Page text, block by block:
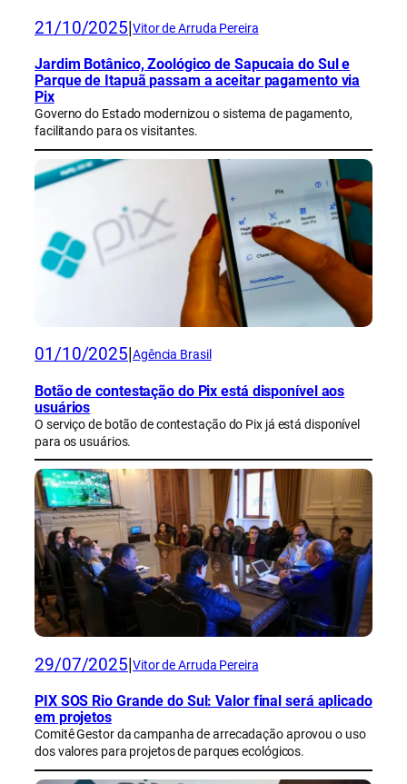
21/10/2025 Vitor de Arruda Pereira
Jardim Botânico, Zoológico de Sapucaia do Sul e
Parque de Itapuã passam a aceitar pagamento via
Pix
Governo do Estado modernizou o sistema de pagamento,
facilitando para os visitantes.
01/10/2025 Agência Brasil
Botão de contestação do Pix está disponível aos
usuários
O serviço de botão de contestação do Pix já está disponível
para os usuários.
29/07/2025 Vitor de Arruda Pereira
PIX SOS Rio Grande do Sul: Valor final será aplicado
em projetos
Comitê Gestor da campanha de arrecadação aprovou o uso
dos valores para projetos de parques ecológicos.